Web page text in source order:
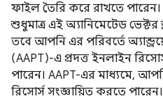
ফাইল তৈরি করে রাখতে
শুধুমাত্র এই অ্যানিমেটেড
তবে আপনি এর পরিবর্তে
(AAPT)-এ প্রদত্ত ইনলাইন
পারেন। AAPT-এর মাধ্যমে,
রিসোর্স সংজ্ঞায়িত করতে